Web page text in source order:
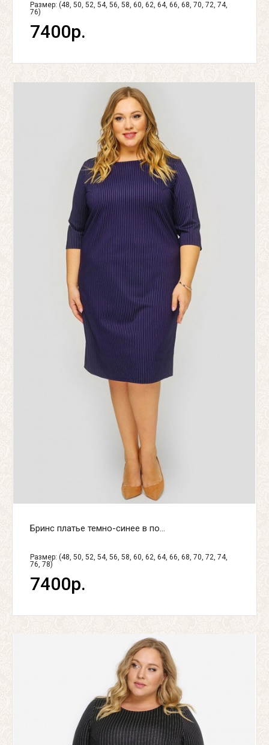
Размер: (48, 50, 52, 54, 56, 58, 60, 62, 64, 66, 68, 70, 72, 74,
76)
7400р.
Бринс платье темно-синее в по...
Размер: (48, 50, 52, 54, 56, 58, 60, 62, 64, 66, 68, 70, 72, 74,
76, 78)
7400р.